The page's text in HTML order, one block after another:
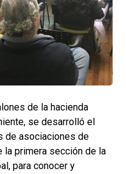
de la hacienda
se desarrolló el
de asociaciones de
la primera sección de la
para conocer y